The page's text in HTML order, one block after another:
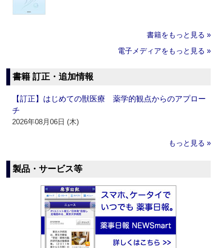
書籍をもっと見る »
電子メディアをもっと見る »
書籍 訂正・追加情報
【訂正】はじめての獣医療 薬学的観点からのアプロー
チ
2026年08月06日 (木)
もっと見る »
製品・サービス等